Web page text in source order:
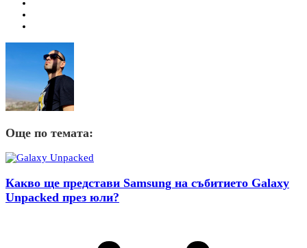
Още по темата:
Какво ще представи Samsung на събитието Galaxy
Unpacked през юли?